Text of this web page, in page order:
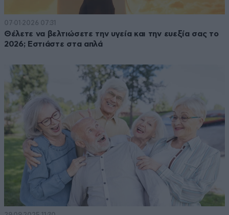
07·01·2026 07:31
Θέλετε να βελτιώσετε την υγεία και την ευεξία σας το
2026; Εστιάστε στα απλά